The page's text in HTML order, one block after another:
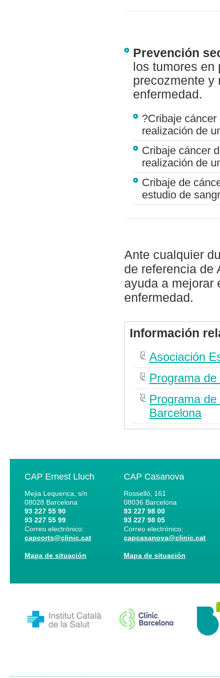
Prevención
los tumores
precozmente y
enfermedad.
?Cribaje
realización de
Cribaje cáncer
realización de
Cribaje de
estudio de
Ante cualquier
de referencia de
ayuda a mejorar
enfermedad.
Información
Asociación
Programa
Programa
Barcelona
CAP Ernest Lluch
Mejia Lequerica, s/n
08028 Barcelona
93 227 55 90
93 227 55 99
Correo electrónico:
capcorts@clinic.cat
Mapa de situación
CAP Casanova
Rosselló, 161
08036 Barcelona
93 227 98 00
93 227 98 05
Correo electrónico:
capcasanova@clinic.cat
Mapa de situación